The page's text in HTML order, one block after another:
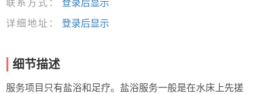
联系方式：
登录后显示
详细地址：
登录后显示
细节描述
服务项目只有盐浴和足疗。盐浴服务一般是在水床上先搓